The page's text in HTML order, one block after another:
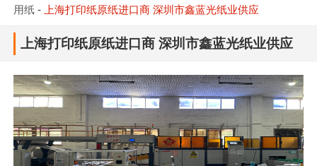
用纸 - 上海打印纸原纸进口商 深圳市鑫蓝光纸业供应
上海打印纸原纸进口商 深圳市鑫蓝光纸业供应